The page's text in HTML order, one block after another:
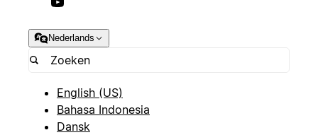
Nederlands
English (US)
Bahasa Indonesia
Dansk